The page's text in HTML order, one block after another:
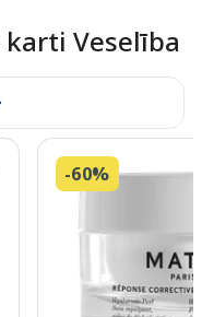
Veselība
-60%